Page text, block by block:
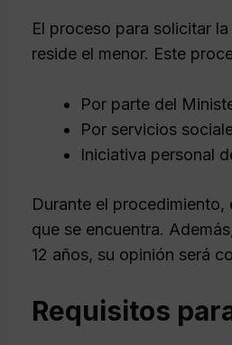
El proceso para solicitar
reside el menor. Este
Por parte del
Por servicios
Iniciativa personal
Durante el procedimiento,
que se encuentra.
12 años, su opinión será
Requisitos